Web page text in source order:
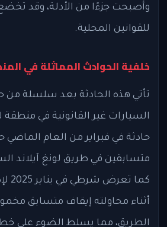
وأصبحت جزءًا من الأدلة، وقد
للقوانين المحلية.
خلفية الحوادث المماثلة في
تأتي هذه الحادثة بعد سلسلة من
السيارات غير القانونية في منطقة
حادثة في فبراير من العام
متسابقين في طريق لونغ آيلاند
كما
أثناء محاولته إيقاف متسابق
الطريق، مما يسلط الضوء على